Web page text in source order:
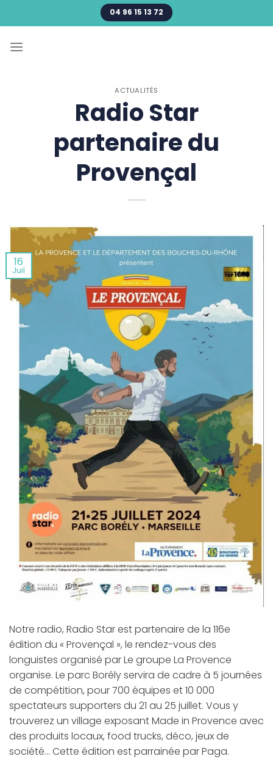
au
04 96 15 13 72
ACTUALITÉS
Radio Star
partenaire du
Provençal
16
Juil
Notre radio, Radio Star est partenaire de la 116e
édition du « Provençal », le rendez-vous des
longuistes organisé par Le groupe La Provence
organise. Le parc Borély servira de cadre à 5 journées
de compétition, pour 700 équipes et 10 000
spectateurs supporters du 21 au 25 juillet. Vous y
trouverez un village exposant Made in Provence avec
des produits locaux, food trucks, déco, jeux de
société… Cette édition est parrainée par Paga.